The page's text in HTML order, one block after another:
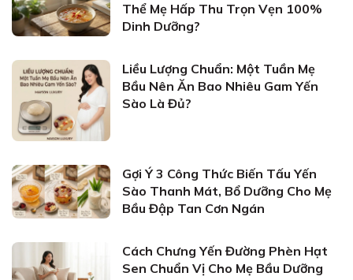
Thể Mẹ Hấp Thu Trọn Vẹn 100%
Dinh Dưỡng?
Liều Lượng Chuẩn: Một Tuần Mẹ
Bầu Nên Ăn Bao Nhiêu Gam Yến
Sào Là Đủ?
Gợi Ý 3 Công Thức Biến Tấu Yến
Sào Thanh Mát, Bổ Dưỡng Cho Mẹ
Bầu Đập Tan Cơn Ngán
Cách Chưng Yến Đường Phèn Hạt
Sen Chuẩn Vị Cho Mẹ Bầu Dưỡng